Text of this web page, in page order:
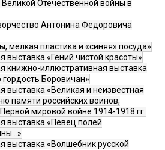
Великой Отечественной войны в
Антонина Федоровича
мелкая пластика и «синяя» посуда»
выставка «Гений чистой красоты»
книжно-иллюстративная выставка
гордость Боровичан»
выставка «Великая и неизвестная
памяти российских воинов,
мировой войне 1914-1918 гг.
выставка «Певец полей
выставка «Волшебник русской